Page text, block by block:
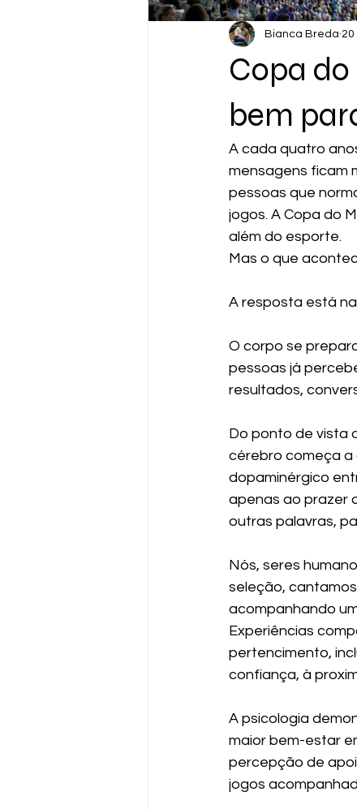
Copa
bem
Bianca Breda 20
A cada quatro
mensagens ficam
pessoas que
jogos. A Copa do
além do esporte.
Mas o que
A resposta está
O corpo se
pessoas já
resultados,
Do ponto de vista
cérebro começa a
dopaminérgico
apenas ao prazer
outras palavras,
Nós, seres
seleção,
acompanhando
Experiências
pertencimento,
confiança, à
A psicologia
maior bem-estar
percepção de
jogos